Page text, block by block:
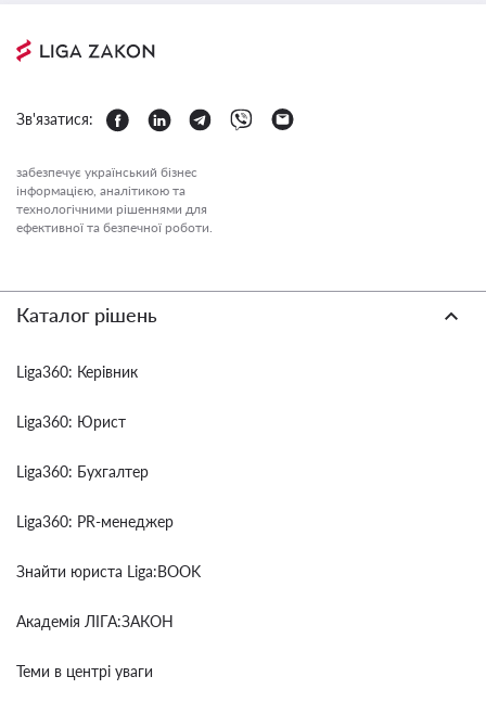
Зв'язатися:
забезпечує український бізнес
інформацією, аналітикою та
технологічними рішеннями для
ефективної та безпечної роботи.
Каталог рішень
Liga360: Керівник
Liga360: Юрист
Liga360: Бухгалтер
Liga360: PR-менеджер
Знайти юриста Liga:BOOK
Академія ЛІГА:ЗАКОН
Теми в центрі уваги